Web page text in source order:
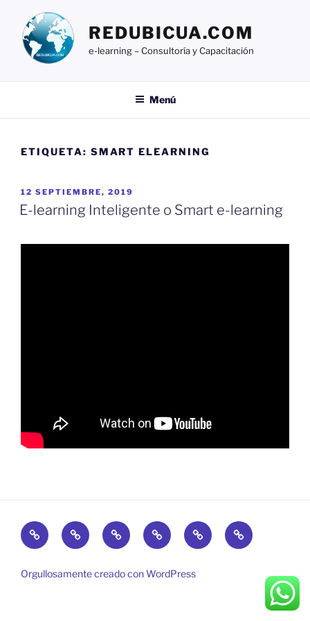
contenido
REDUBICUA.COM
e-learning – Consultoría y Capacitación
Menú
ETIQUETA: SMART ELEARNING
PUBLICADO
EL
12 SEPTIEMBRE, 2019
E-learning Inteligente o Smart e-learning
Inicio
DocencIA
Aumentada
IA
–
NewsletterTutorialesCoach
Orgullosamente creado con WordPress